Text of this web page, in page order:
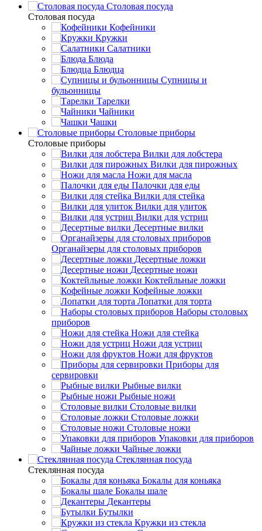
Столовая посуда
Столовая посуда
Кофейники
Кружки
Салатники
Блюда
Блюдца
Супницы и
бульонницы
Тарелки
Чайники
Чашки
Cтоловые приборы
Cтоловые приборы
Вилки для лобстера
Вилки для пирожных
Ножи для масла
Палочки для еды
Вилки для стейка
Вилки для улиток
Вилки для устриц
Десертные вилки
Органайзеры для столовых приборов
Десертные ложки
Десертные ножи
Коктейльные ложки
Кофейные ложки
Лопатки для торта
Наборы столовых
приборов
Ножи для стейка
Ножи для устриц
Ножи для фруктов
Приборы для
сервировки
Рыбные вилки
Рыбные ножи
Столовые вилки
Столовые ложки
Столовые ножи
Упаковки для приборов
Чайные ложки
Стеклянная посуда
Стеклянная посуда
Бокалы для коньяка
Бокалы шале
Декантеры
Бутылки
Кружки из стекла